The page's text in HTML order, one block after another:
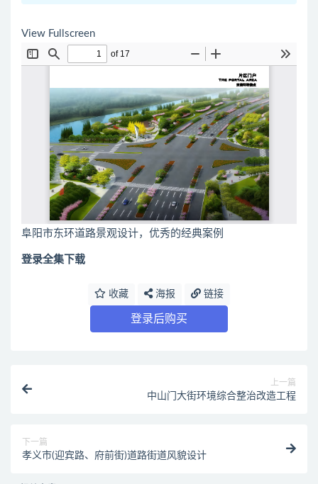
View Fullscreen
阜阳市东环道路景观设计，优秀的经典案例
登录全集下载
收藏 海报 链接
登录后购买
上一篇
中山门大街环境综合整治改造工程
下一篇
孝义市(迎宾路、府前街)道路街道风貌设计